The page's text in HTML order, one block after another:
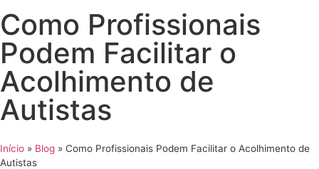
Como Profissionais
Podem Facilitar o
Acolhimento de
Autistas
Início » Blog » Como Profissionais Podem Facilitar o Acolhimento de
Autistas